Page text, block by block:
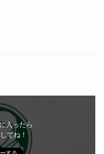
入ったら
てね！